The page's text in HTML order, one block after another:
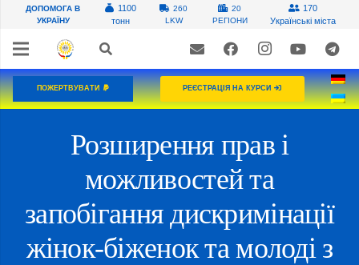
ДОПОМОГА В
УКРАЇНУ
1100
тонн
260
LKW
20
РЕГІОНИ
170
Українські міста
ПОЖЕРТВУВАТИ РЕЄСТРАЦІЯ НА КУРСИ
Розширення прав і
можливостей та
запобігання дискримінації
жінок-біженок та молоді з